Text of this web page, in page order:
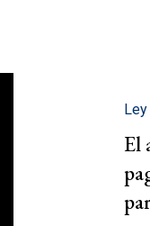
El